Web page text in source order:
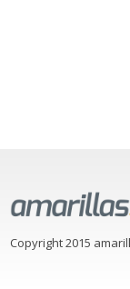
Copyright 2015